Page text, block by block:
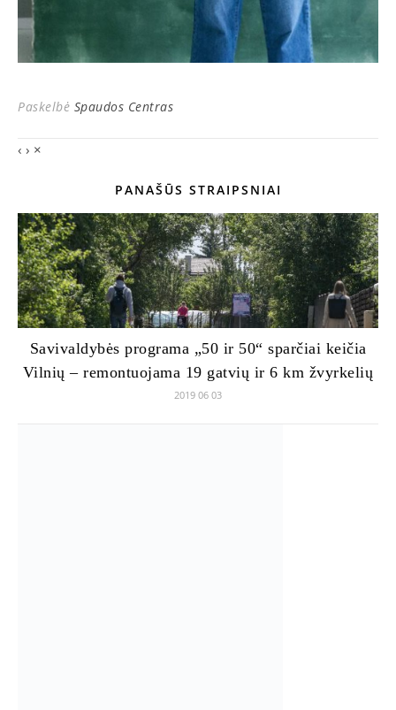
Paskelbė Spaudos Centras
‹ › ×
PANAŠŪS STRAIPSNIAI
Savivaldybės programa „50 ir 50“ sparčiai keičia
Vilnių – remontuojama 19 gatvių ir 6 km žvyrkelių
2019 06 03